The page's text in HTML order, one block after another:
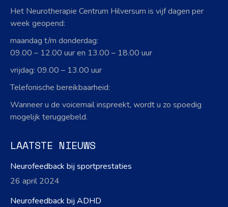
in
newnew
Het Neurotherapie Centrum Hilversum is vijf dagen per
week geopend:
maandag t/m donderdag:
09.00 – 12.00 uur en 13.00 – 18.00 uur
vrijdag: 09.00 – 13.00 uur
Telefonische bereikbaarheid:
Wanneer u de voicemail inspreekt, wordt u zo spoedig
mogelijk teruggebeld.
LAATSTE NIEUWS
Neurofeedback bij sportprestaties
26 april 2024
Neurofeedback bij ADHD